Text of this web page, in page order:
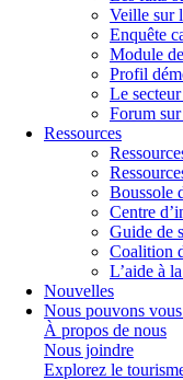
Veille sur
Enquête
Module
Profil
Le
Forum
Ressources
Boussole
Centre
Guide de
Coalition
L’aide à
Nouvelles
Nous pouvons
À propos de nous
Nous joindre
Explorez le